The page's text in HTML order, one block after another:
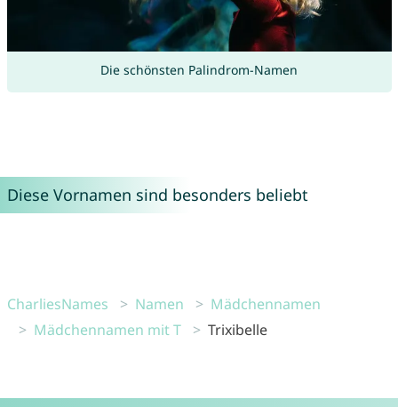
Die schönsten Palindrom-Namen
Diese Vornamen sind besonders beliebt
CharliesNames Namen
Mädchennamen
Mädchennamen mit T
Trixibelle